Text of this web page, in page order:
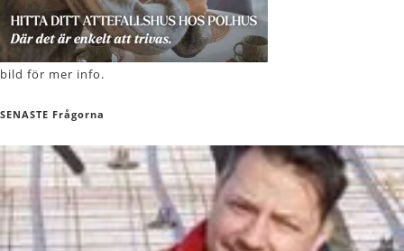
bild för mer info.
SENASTE Frågorna